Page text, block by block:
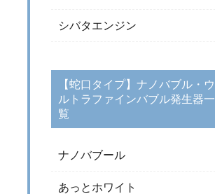
シバタエンジン
【蛇口タイプ】ナノバブル・ウ
ルトラファインバブル発生器一
覧
ナノバブール
あっとホワイト